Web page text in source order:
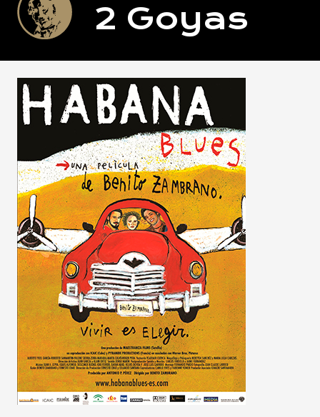
2 Goyas